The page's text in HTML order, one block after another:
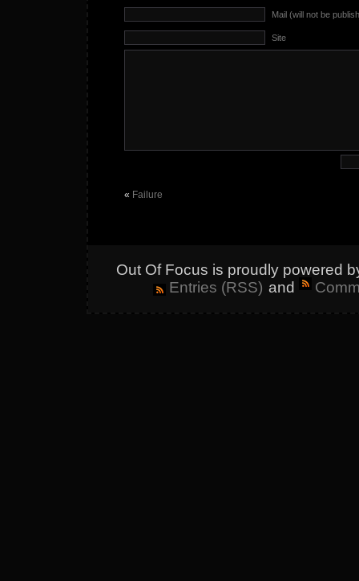
Mail (will not be
Site
« Failure
Out Of Focus is proudly powered
Entries (RSS) and